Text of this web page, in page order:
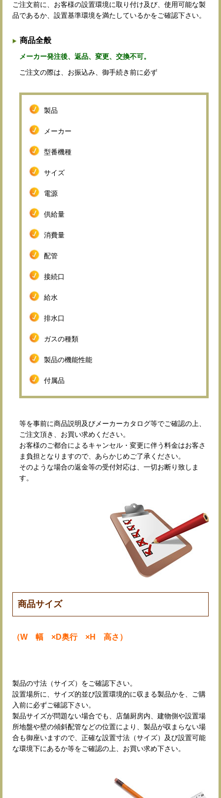
ご注文前に、お客様の設置環境に取り付け及び、使用可能な製
品であるか、設置基準環境を満たしているかをご確認下さい。
商品全般
メーカー発注後、返品、変更、交換不可。
ご注文の際は、お振込み、御手続き前に必ず
製品
メーカー
型番機種
サイズ
電源
供給量
消費量
配管
接続口
給水
排水口
ガスの種類
製品の機能性能
付属品
等を事前に商品説明及びメーカーカタログ等でご確認の上、
ご注文頂き、お買い求めください。
お客様のご都合によるキャンセル・変更に伴う料金はお客さ
ま負担となりますので、あらかじめご了承ください。
そのような場合の返金等の受付対応は、一切お断り致しま
す。
商品サイズ
（W 幅 ×D奥行 ×H 高さ）
製品の寸法（サイズ）をご確認下さい。
設置場所に、サイズ的並び設置環境的に収まる製品かを、ご購
入前に必ずご確認下さい。
製品サイズが問題ない場合でも、店舗厨房内、建物側や設置場
所地盤や壁の傾斜配管などの位置により、製品が収まらない場
合も御座いますので、正確な設置寸法（サイズ）及び設置可能
な環境下にあるか等をご確認の上、お買い求め下さい。